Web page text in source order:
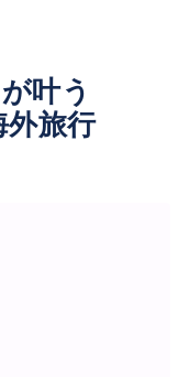
叶う
旅行